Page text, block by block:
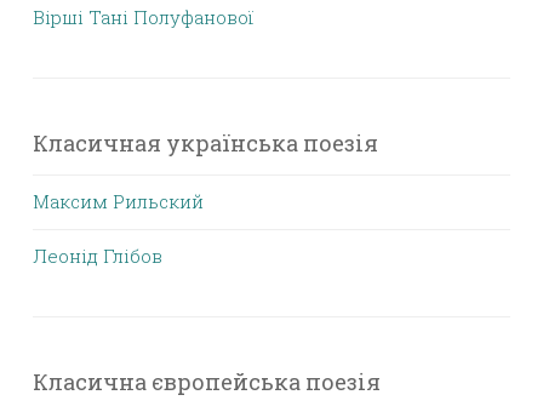
Вірші Тані Полуфанової
Класичная українська поезія
Максим Рильский
Леонід Глібов
Класична європейська поезія